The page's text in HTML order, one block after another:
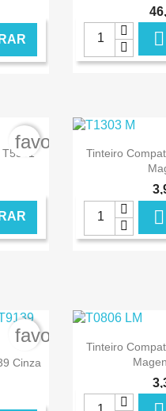

favorite_border 
Tinteiro

Cinza
favorite_border 
Tinteiro